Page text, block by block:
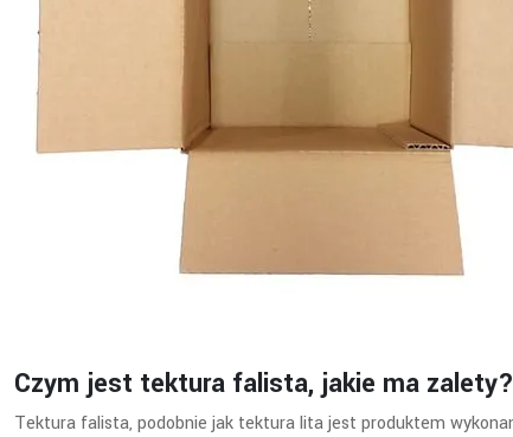
Czym jest tektura falista, jakie ma zalety?
Tektura falista, podobnie jak tektura lita jest produktem